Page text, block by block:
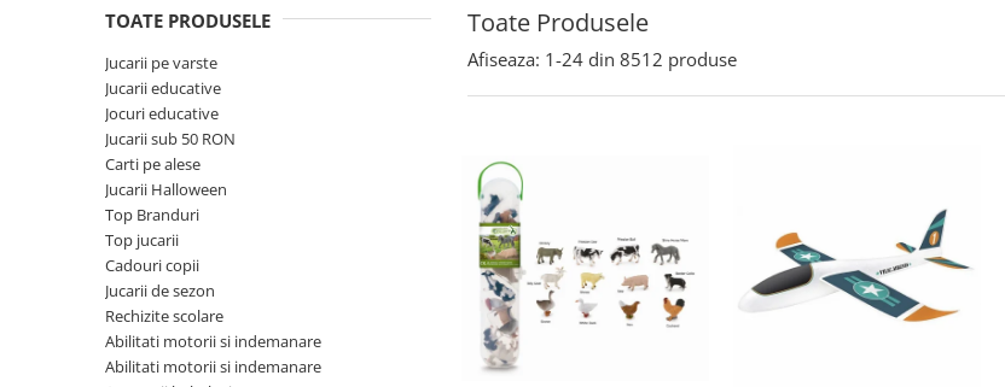
Jucarii magnetice
Seturi Experimente pentru copii
Organele Corpului Uman
Roboti de jucarie
Jucarii Creativitate
Lucru manual copii
Seturi de desen
Seturi de pictura pentru copii
Tatuaje Copii
Nisip kinetic
Toate Produsele
TOATE PRODUSELE
Jucarii pe varste
Jucarii educative
Jocuri educative
Jucarii sub 50 RON
Carti pe alese
Jucarii Halloween
Top Branduri
Top jucarii
Cadouri copii
Jucarii de sezon
Rechizite scolare
Abilitati motorii si indemanare
Abilitati motorii si indemanare
Afiseaza: 1-24 din 8512 produse